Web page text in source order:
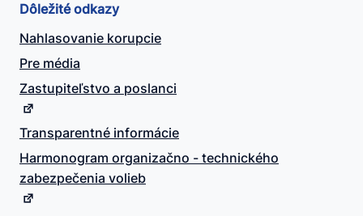
Dôležité odkazy
Nahlasovanie korupcie
Pre média
Zastupiteľstvo a poslanci
Transparentné informácie
Harmonogram organizačno - technického
zabezpečenia volieb